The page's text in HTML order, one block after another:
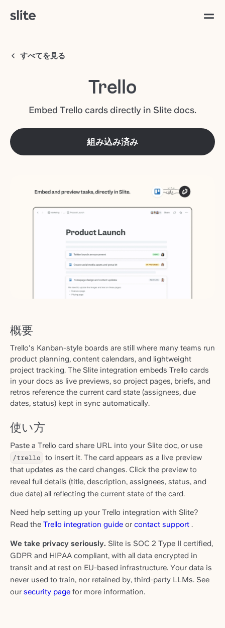
すべてを見る
Trello
Embed Trello cards directly in Slite docs.
組み込み済み
概要
Trello's Kanban-style boards are still where many teams run
product planning, content calendars, and lightweight
project tracking. The Slite integration embeds Trello cards
in your docs as live previews, so project pages, briefs, and
retros reference the current card state (assignees, due
dates, status) kept in sync automatically.
使い方
Paste a Trello card share URL into your Slite doc, or use
/trello to insert it. The card appears as a live preview
that updates as the card changes. Click the preview to
reveal full details (title, description, assignees, status, and
due date) all reflecting the current state of the card.
Need help setting up your Trello integration with Slite?
Read the Trello integration guide or contact support .
We take privacy seriously. Slite is SOC 2 Type II certified,
GDPR and HIPAA compliant, with all data encrypted in
transit and at rest on EU-based infrastructure. Your data is
never used to train, nor retained by, third-party LLMs. See
our security page for more information.